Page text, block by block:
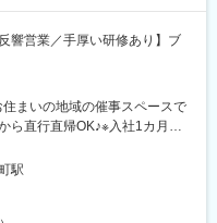
響営業／手厚い研修あり】ブ
住まいの地域の催事スペースで
ら直行直帰OK♪※入社1カ月目
を受けていただきます。その
ますのでご安心ください（自
鉄堺筋線「堺筋本町駅」徒歩
駅